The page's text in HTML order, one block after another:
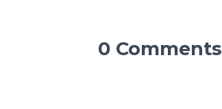
0 Comments